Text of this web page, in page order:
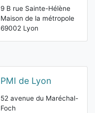
9 B rue Sainte-Hélène
Maison de la métropole
69002 Lyon
PMI de Lyon
52 avenue du Maréchal-
Foch